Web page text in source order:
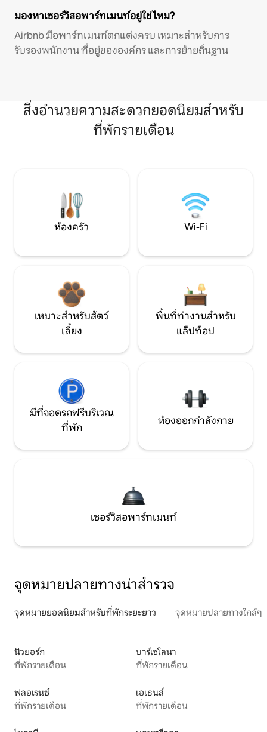
มองหาเซอร์วิสอพาร์ทเมนท์อยู่ใช่ไหม?
Airbnb มีอพาร์ทเมนท์ตกแต่งครบ เหมาะสำหรับการ
รับรองพนักงาน ที่อยู่ขององค์กร และการย้ายถิ่นฐาน
สิ่งอำนวยความสะดวกยอดนิยมสำหรับ
ที่พักรายเดือน
ห้องครัว Wi-Fi
เหมาะสำหรับสัตว์
เลี้ยง
พื้นที่ทำงานสำหรับ
แล็ปท็อป
มีที่จอดรถฟรีบริเวณ
ที่พัก
ห้องออกกำลังกาย
เซอร์วิสอพาร์ทเมนท์
จุดหมายปลายทางน่าสำรวจ
จุดหมายยอดนิยมสำหรับที่พักระยะยาว จุดหมายปลายทางใกล้ๆ
นิวยอร์ก
ที่พักรายเดือน
บาร์เซโลนา
ที่พักรายเดือน
ฟลอเรนซ์
ที่พักรายเดือน
เอเธนส์
ที่พักรายเดือน